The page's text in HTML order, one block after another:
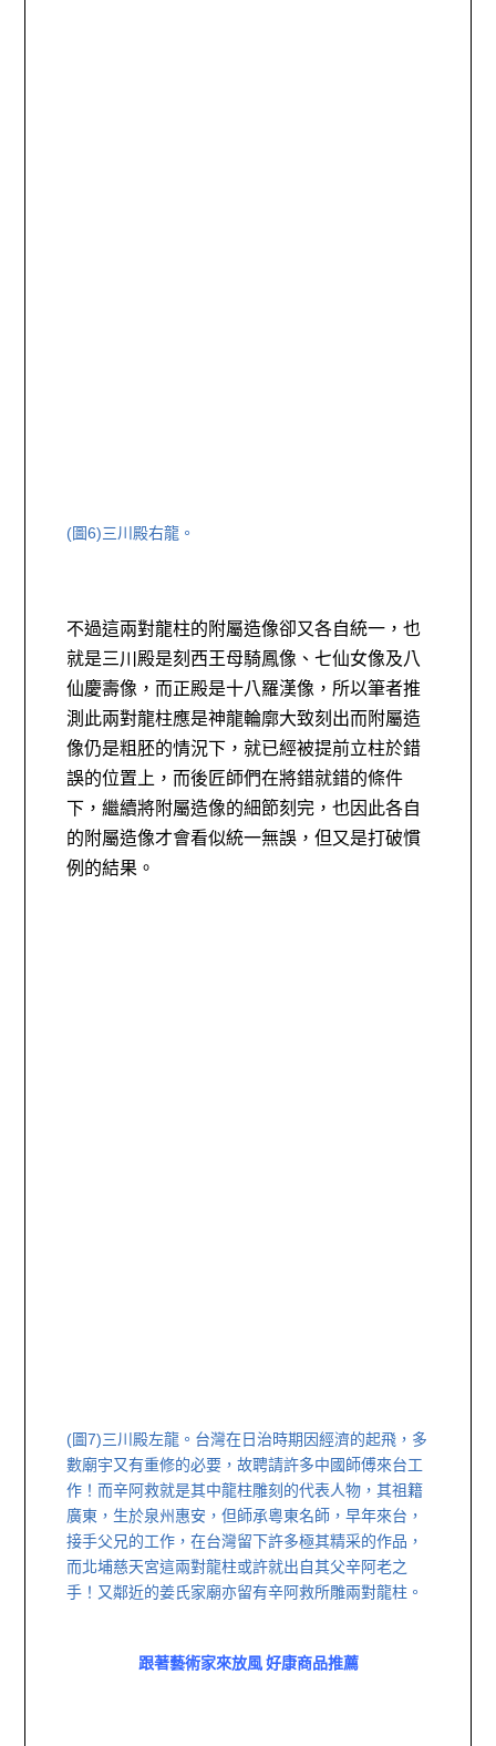
(圖6)三川殿右龍。
不過這兩對龍柱的附屬造像卻又各自統一，也
就是三川殿是刻西王母騎鳳像、七仙女像及八
仙慶壽像，而正殿是十八羅漢像，所以筆者推
測此兩對龍柱應是神龍輪廓大致刻出而附屬造
像仍是粗胚的情況下，就已經被提前立柱於錯
誤的位置上，而後匠師們在將錯就錯的條件
下，繼續將附屬造像的細節刻完，也因此各自
的附屬造像才會看似統一無誤，但又是打破慣
例的結果。
(圖7)三川殿左龍。 台灣在日治時期因經濟的起飛，多
數廟宇又有重修的必要，故聘請許多中國師傅來台工
作！而辛阿救就是其中龍柱雕刻的代表人物，其祖籍
廣東，生於泉州惠安，但師承粵東名師，早年來台，
接手父兄的工作，在台灣留下許多極其精采的作品，
而北埔慈天宮這兩對龍柱或許就出自其父辛阿老之
手！又鄰近的姜氏家廟亦留有辛阿救所雕兩對龍柱。
跟著藝術家來放風 好康商品推薦